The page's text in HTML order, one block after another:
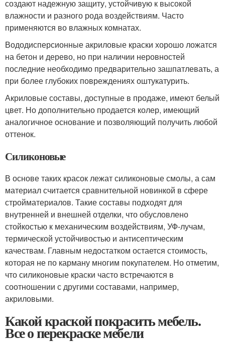
создают надежную защиту, устойчивую к высокой
влажности и разного рода воздействиям. Часто
применяются во влажных комнатах.
Вододисперсионные акриловые краски хорошо ложатся
на бетон и дерево, но при наличии неровностей
последние необходимо предварительно зашпатлевать, а
при более глубоких повреждениях оштукатурить.
Акриловые составы, доступные в продаже, имеют белый
цвет. Но дополнительно продается колер, имеющий
аналогичное основание и позволяющий получить любой
оттенок.
Силиконовые
В основе таких красок лежат силиконовые смолы, а сам
материал считается сравнительной новинкой в сфере
стройматериалов. Такие составы подходят для
внутренней и внешней отделки, что обусловлено
стойкостью к механическим воздействиям, УФ-лучам,
термической устойчивостью и антисептическим
качествам. Главным недостатком остается стоимость,
которая не по карману многим покупателем. Но отметим,
что силиконовые краски часто встречаются в
соотношении с другими составами, например,
акриловыми.
Какой краской покрасить мебель.
Все о перекраске мебели